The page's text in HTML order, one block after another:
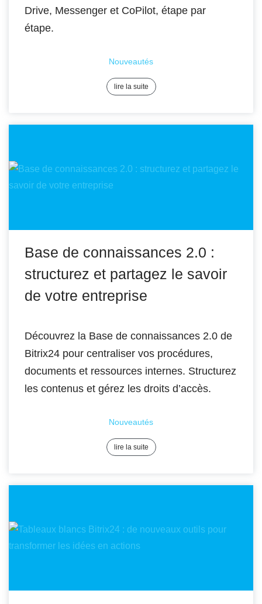
Drive, Messenger et CoPilot, étape par
étape.
lire la suite
Nouveautés
Base de connaissances 2.0 :
structurez et partagez le savoir
de votre entreprise
Découvrez la Base de connaissances 2.0 de
Bitrix24 pour centraliser vos procédures,
documents et ressources internes. Structurez
les contenus et gérez les droits d’accès.
lire la suite
Nouveautés